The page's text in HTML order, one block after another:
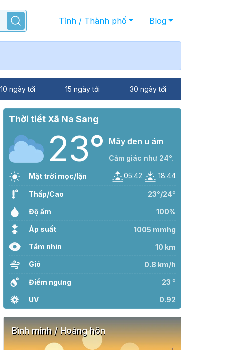
Tỉnh / Thành phố Blog
10 ngày tới 15 ngày tới 30 ngày tới
Thời tiết Xã Na Sang
23° Mây đen u ám
Cảm giác như 24°.
Mặt trời mọc/lặn 05:42 18:44
Thấp/Cao 23°/24°
Độ ẩm 100%
Áp suất 1005 mmhg
Tầm nhìn 10 km
Gió 0.8 km/h
Điểm ngưng 23 °
UV 0.92
Bình minh / Hoàng hôn